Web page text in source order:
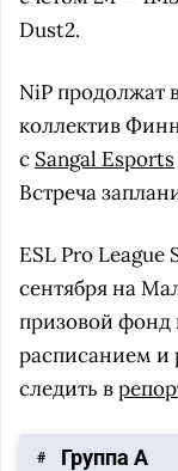
Dust2.
NiP продолжат
коллектив
с Sangal Esports
Встреча
ESL Pro League
сентября на
призовой фонд
расписанием и
следить в
# Группа А